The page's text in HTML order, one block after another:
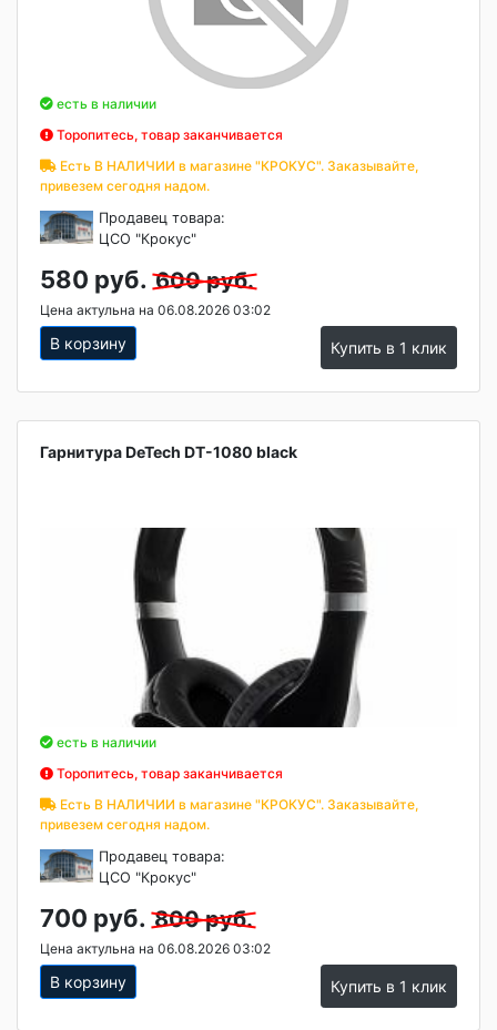
есть в наличии
Торопитесь, товар заканчивается
Есть В НАЛИЧИИ в магазине "КРОКУС". Заказывайте,
привезем сегодня надом.
Продавец товара:
ЦСО "Крокус"
580 руб. 600 руб.
Цена актульна на 06.08.2026 03:02
В корзину Купить в 1 клик
Гарнитура DeTech DT-1080 black
есть в наличии
Торопитесь, товар заканчивается
Есть В НАЛИЧИИ в магазине "КРОКУС". Заказывайте,
привезем сегодня надом.
Продавец товара:
ЦСО "Крокус"
700 руб. 800 руб.
Цена актульна на 06.08.2026 03:02
В корзину Купить в 1 клик